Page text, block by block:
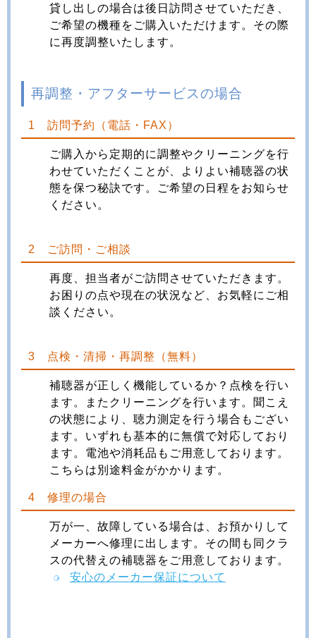
貸し出しの場合は後日訪問させていただき、
ご希望の機種をご購入いただけます。その際
に再度調整いたします。
再調整・アフターサービスの場合
1 訪問予約（電話・FAX）
ご購入から定期的に調整やクリーニングを行
わせていただくことが、よりよい補聴器の状
態を保つ秘訣です。ご希望の日程をお知らせ
ください。
2 ご訪問・ご相談
再度、担当者がご訪問させていただきます。
お困りの点や現在の状況など、お気軽にご相
談ください。
3 点検・清掃・再調整（無料）
補聴器が正しく機能しているか？点検を行い
ます。またクリーニングを行います。聞こえ
の状態により、聴力測定を行う場合もござい
ます。いずれも基本的に無償で対応しており
ます。電池や消耗品もご用意しております。
こちらは別途料金がかかります。
4 修理の場合
万が一、故障している場合は、お預かりして
メーカーへ修理に出します。その間も同クラ
スの代替えの補聴器をご用意しております。
安心のメーカー保証について